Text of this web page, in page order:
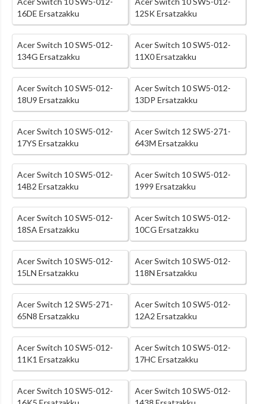
16DE Ersatzakku
12SK Ersatzakku
Acer Switch 10 SW5-012-
134G Ersatzakku
Acer Switch 10 SW5-012-
11X0 Ersatzakku
Acer Switch 10 SW5-012-
18U9 Ersatzakku
Acer Switch 10 SW5-012-
13DP Ersatzakku
Acer Switch 10 SW5-012-
17YS Ersatzakku
Acer Switch 12 SW5-271-
643M Ersatzakku
Acer Switch 10 SW5-012-
14B2 Ersatzakku
Acer Switch 10 SW5-012-
1999 Ersatzakku
Acer Switch 10 SW5-012-
18SA Ersatzakku
Acer Switch 10 SW5-012-
10CG Ersatzakku
Acer Switch 10 SW5-012-
15LN Ersatzakku
Acer Switch 10 SW5-012-
118N Ersatzakku
Acer Switch 12 SW5-271-
65N8 Ersatzakku
Acer Switch 10 SW5-012-
12A2 Ersatzakku
Acer Switch 10 SW5-012-
11K1 Ersatzakku
Acer Switch 10 SW5-012-
17HC Ersatzakku
Acer Switch 10 SW5-012-
Acer Switch 10 SW5-012-